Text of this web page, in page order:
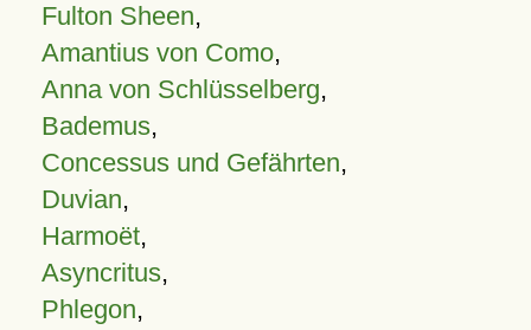
Fulton Sheen,
Amantius von Como,
Anna von Schlüsselberg,
Bademus,
Concessus und Gefährten,
Duvian,
Harmoët,
Asyncritus,
Phlegon,